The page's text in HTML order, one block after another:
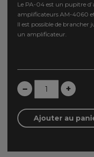
Le PA-04 est un pupitre
amplificateurs AM-4060
Il est possible de brancher
un amplificateur.
– +
Ajouter au